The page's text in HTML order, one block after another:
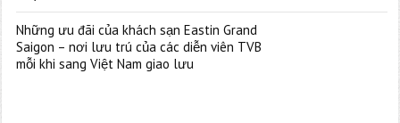
Những ưu đãi của khách sạn Eastin Grand
Saigon – nơi lưu trú của các diễn viên TVB
mỗi khi sang Việt Nam giao lưu